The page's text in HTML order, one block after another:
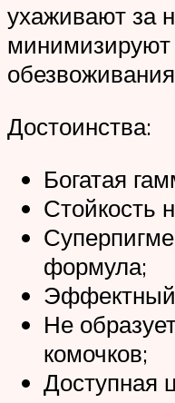
ухаживают за
минимизируют
Достоинства:
Богатая
Стойкость
формула;
Не
комочков;
Доступная